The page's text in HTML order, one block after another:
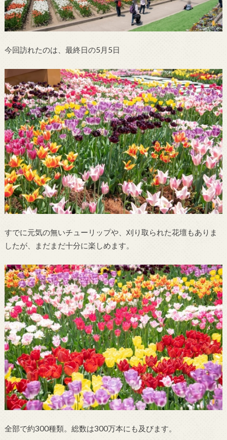
今回訪れたのは、最終日の5月5日
すでに元気の無いチューリップや、刈り取られた花壇もありま
したが、まだまだ十分に楽しめます。
全部で約300種類。総数は300万本にも及びます。